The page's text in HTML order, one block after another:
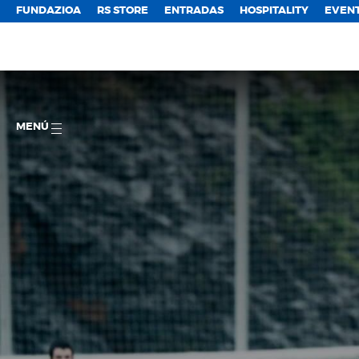
FUNDAZIOA RS STORE ENTRADAS HOSPITALITY
MENÚ